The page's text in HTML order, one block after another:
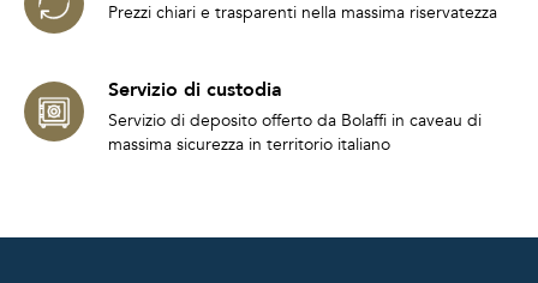
Prezzi chiari e trasparenti nella massima riservatezza
Servizio di custodia
Servizio di deposito offerto da Bolaffi in caveau di
massima sicurezza in territorio italiano